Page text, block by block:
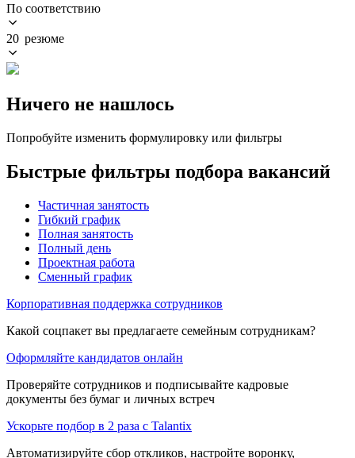
По соответствию
20 резюме
Ничего не нашлось
Попробуйте изменить формулировку или фильтры
Быстрые фильтры подбора вакансий
Частичная занятость
Гибкий график
Полная занятость
Полный день
Проектная работа
Сменный график
Корпоративная поддержка сотрудников
Какой соцпакет вы предлагаете семейным сотрудникам?
Оформляйте кандидатов онлайн
Проверяйте сотрудников и подписывайте кадровые
документы без бумаг и личных встреч
Ускорьте подбор в 2 раза с Talantix
Автоматизируйте сбор откликов, настройте воронку,